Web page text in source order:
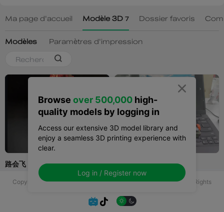
Copyright © 2025 Shenzhen Creality 3D Technology Co., Ltd All Rights
 
Browse over 500,000 high-
quality models by logging in
Access our extensive 3D model library and
enjoy a seamless 3D printing experience with
clear.
Log in / Register now
